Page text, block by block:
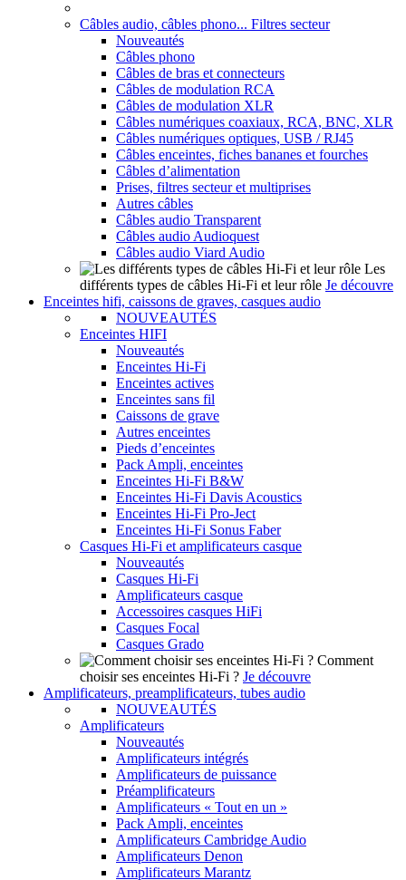
Câbles audio, câbles phono... Filtres secteur
Nouveautés
Câbles phono
Câbles de bras et connecteurs
Câbles de modulation RCA
Câbles de modulation XLR
Câbles numériques coaxiaux, RCA, BNC, XLR
Câbles numériques optiques, USB / RJ45
Câbles enceintes, fiches bananes et fourches
Câbles d’alimentation
Prises, filtres secteur et multiprises
Autres câbles
Câbles audio Transparent
Câbles audio Audioquest
Câbles audio Viard Audio
Les
différents types de câbles Hi-Fi et leur rôle Je découvre
Enceintes hifi, caissons de graves, casques audio
NOUVEAUTÉS
Enceintes HIFI
Nouveautés
Enceintes Hi-Fi
Enceintes actives
Enceintes sans fil
Caissons de grave
Autres enceintes
Pieds d’enceintes
Pack Ampli, enceintes
Enceintes Hi-Fi B&W
Enceintes Hi-Fi Davis Acoustics
Enceintes Hi-Fi Pro-Ject
Enceintes Hi-Fi Sonus Faber
Casques Hi-Fi et amplificateurs casque
Nouveautés
Casques Hi-Fi
Amplificateurs casque
Accessoires casques HiFi
Casques Focal
Casques Grado
Comment
choisir ses enceintes Hi-Fi ? Je découvre
Amplificateurs, preamplificateurs, tubes audio
NOUVEAUTÉS
Amplificateurs
Nouveautés
Amplificateurs intégrés
Amplificateurs de puissance
Préamplificateurs
Amplificateurs « Tout en un »
Pack Ampli, enceintes
Amplificateurs Cambridge Audio
Amplificateurs Denon
Amplificateurs Marantz